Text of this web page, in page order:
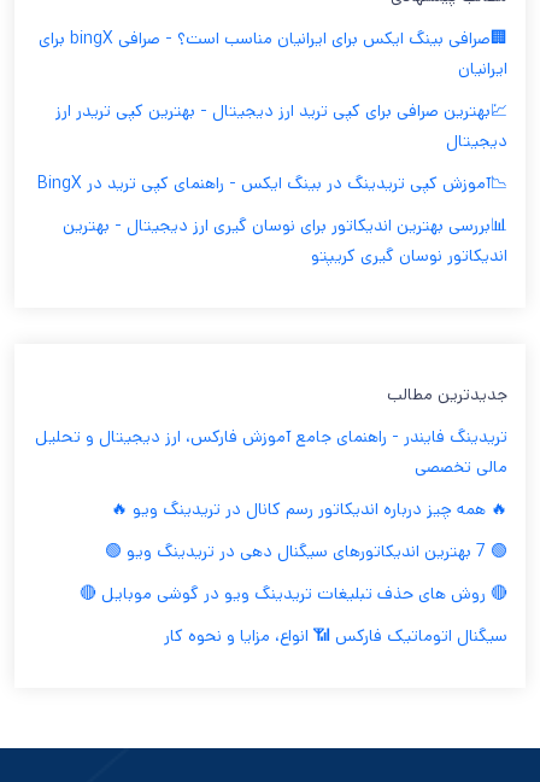
🏢صرافی بینگ ایکس برای ایرانیان مناسب است؟ - صرافی bingX برای
ایرانیان
💹بهترین صرافی برای کپی ترید ارز دیجیتال - بهترین کپی تریدر ارز
دیجیتال
📉آموزش کپی تریدینگ در بینگ ایکس - راهنمای کپی ترید در BingX
📊بررسی بهترین اندیکاتور برای نوسان گیری ارز دیجیتال - بهترین
اندیکاتور نوسان گیری کریپتو
جدیدترین مطالب
تریدینگ فایندر - راهنمای جامع آموزش فارکس، ارز دیجیتال و تحلیل
مالی تخصصی
🔥 همه چیز درباره اندیکاتور رسم کانال در تریدینگ ویو 🔥
🟢 7 بهترین اندیکاتورهای سیگنال دهی در تریدینگ ویو 🟢
🔴 روش های حذف تبلیغات تریدینگ ویو در گوشی موبایل 🔴
سیگنال اتوماتیک فارکس 📶 انواع، مزایا و نحوه کار